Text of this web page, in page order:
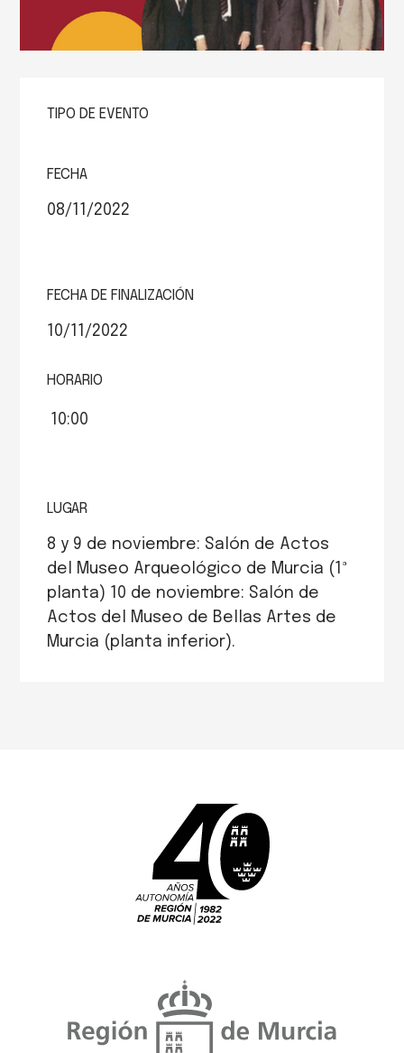
TIPO DE EVENTO
FECHA
08/11/2022
FECHA DE FINALIZACIÓN
10/11/2022
HORARIO
10:00
LUGAR
8 y 9 de noviembre: Salón de Actos
del Museo Arqueológico de Murcia (1ª
planta) 10 de noviembre: Salón de
Actos del Museo de Bellas Artes de
Murcia (planta inferior).